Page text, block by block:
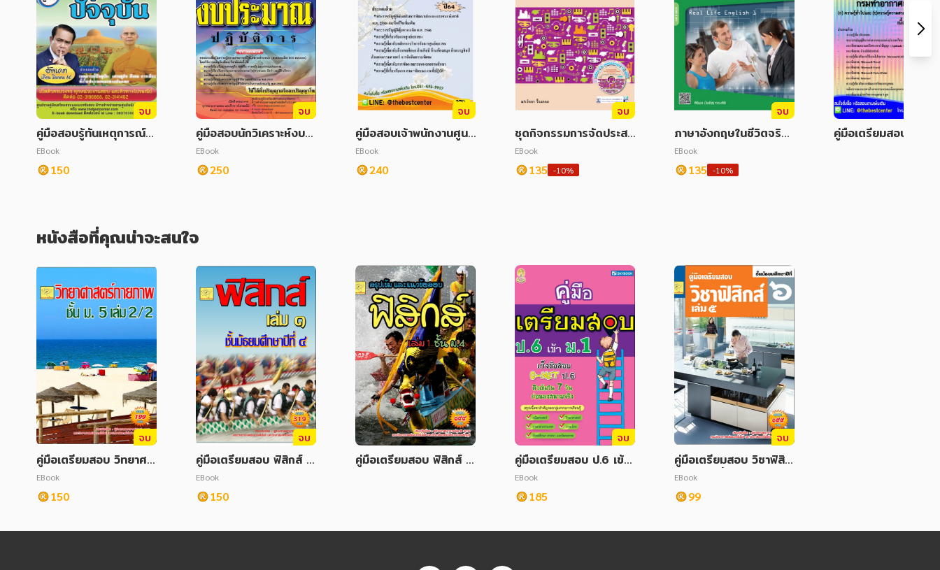
จบ
คู่มือสอบรู้ทันเหตุการณ์ปั
จจุบัน อัพเดท มีนาคม 25
60
EBook
150
จบ
คู่มือสอบนักวิเคราะห์งบป
ระมาณปฏิบัติการ สำนักง
บประมาณ ปี 2563
EBook
250
จบ
คู่มือสอบเจ้าพนักงานศูนย์
เยาวชนปฏิบัติงาน กรมส่
งเสริมการปกครองท้องถิ่
น
EBook
240
จบ
ชุดกิจกรรมการจัดประสบ
การณ์เพลงสำหรับเด็กปฐ
มวัย
EBook
135 -10%
จบ
ภาษาอังกฤษในชีวิตจริง
1
EBook
135 -10%
คู่มือเตรียมสอบ เจ้าห
หนังสือที่คุณน่าจะสนใจ
จบ
คู่มือเตรียมสอบ วิทยาศา
สตร์กายภาพ ม.5 เล่ม 2/
2 (ฉบับปรับปรุง)
EBook
150
จบ
คู่มือเตรียมสอบ ฟิสิกส์ เ
ล่ม 1 ม.4 (ฉบับปรับปรุง)
EBook
150
คู่มือเตรียมสอบ ฟิสิกส์ เ
จบ
คู่มือเตรียมสอบ ป.6 เข้า
ม.1 (ฉบับปรับปรุง)
EBook
185
จบ
คู่มือเตรียมสอบ วิชาฟิสิก
ส์ เล่ม 5 ชั้น ม.6
EBook
99